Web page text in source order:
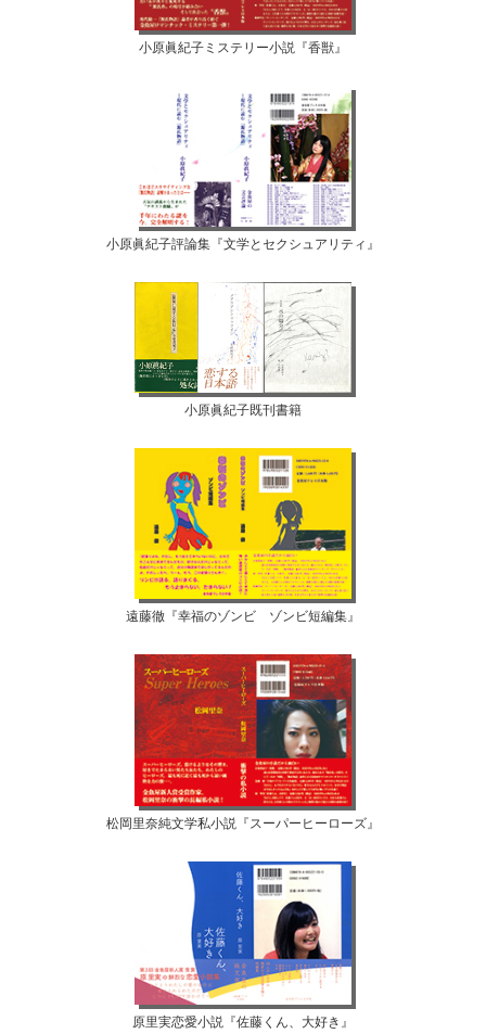
小原眞紀子ミステリー小説『香獣』
小原眞紀子評論集『文学とセクシュアリティ』
小原眞紀子既刊書籍
遠藤徹『幸福のゾンビ ゾンビ短編集』
松岡里奈純文学私小説『スーパーヒーローズ』
原里実恋愛小説『佐藤くん、大好き』